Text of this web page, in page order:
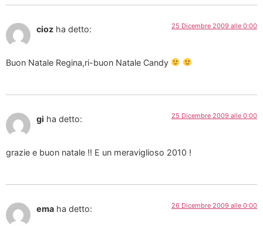
cioz ha detto: 25 Dicembre 2009 alle 0:00
Buon Natale Regina,ri-buon Natale Candy
gi ha detto: 25 Dicembre 2009 alle 0:00
grazie e buon natale !! E un meraviglioso 2010 !
ema ha detto: 26 Dicembre 2009 alle 0:00